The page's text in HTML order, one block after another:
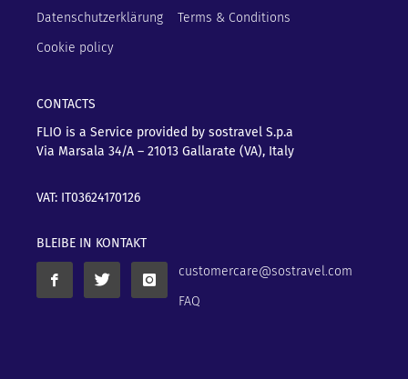
Datenschutzerklärung
Terms & Conditions
Cookie policy
CONTACTS
FLIO is a Service provided by sostravel S.p.a
Via Marsala 34/A – 21013 Gallarate (VA), Italy
VAT: IT03624170126
BLEIBE IN KONTAKT
customercare@sostravel.com
FAQ